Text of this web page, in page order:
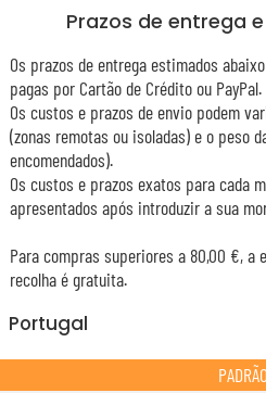
Prazos de entrega
Os prazos de entrega estimados
pagas por Cartão de Crédito ou PayPal.
Os custos e prazos de envio podem
(zonas remotas ou isoladas) e o peso
encomendados).
Os custos e prazos exatos para cada
apresentados após introduzir a sua
Para compras superiores a 80,00 €, a
recolha é gratuita.
Portugal
PADRÃO